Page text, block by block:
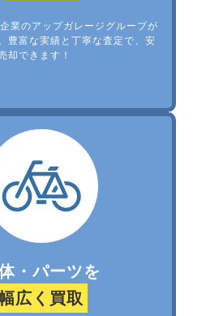
業のアップガレージグループが
豊富な実績と丁寧な査定で、安
却できます！
・パーツを
広く買取